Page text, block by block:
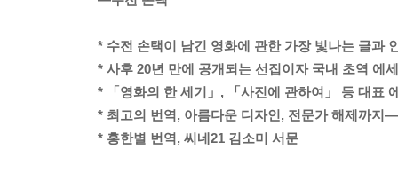
* 수전 손택이 남긴 영화에 관한 가장 빛나는 글과
* 사후 20년 만에 공개되는 선집이자 국내 초역 에
* 「영화의 한 세기」, 「사진에 관하여」 등 대표
* 최고의 번역, 아름다운 디자인, 전문가 해제까지
* 홍한별 번역, 씨네21 김소미 서문